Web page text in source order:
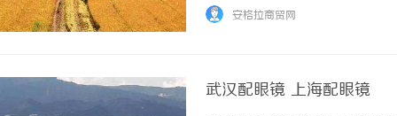
卡（vNIC）与物理网络之间的流量转
安格拉商贸网
武汉配眼镜 上海配眼镜